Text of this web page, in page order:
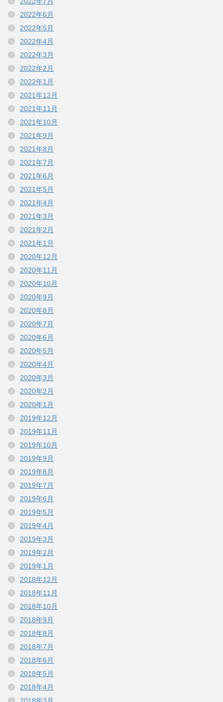
2022年6月
2022年5月
2022年4月
2022年3月
2022年2月
2022年1月
2021年12月
2021年11月
2021年10月
2021年9月
2021年8月
2021年7月
2021年6月
2021年5月
2021年4月
2021年3月
2021年2月
2021年1月
2020年12月
2020年11月
2020年10月
2020年9月
2020年8月
2020年7月
2020年6月
2020年5月
2020年4月
2020年3月
2020年2月
2020年1月
2019年12月
2019年11月
2019年10月
2019年9月
2019年8月
2019年7月
2019年6月
2019年5月
2019年4月
2019年3月
2019年2月
2019年1月
2018年12月
2018年11月
2018年10月
2018年9月
2018年8月
2018年7月
2018年6月
2018年5月
2018年4月